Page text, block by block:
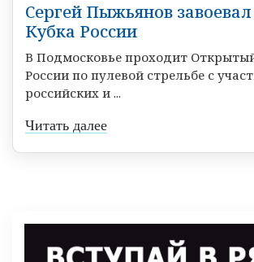
Сергей Пыжьянов
Кубка России
В Подмосковье проходит
России по пулевой стрельбе с
российских и ...
Читать далее